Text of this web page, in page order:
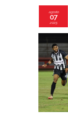
agosto
07
2025